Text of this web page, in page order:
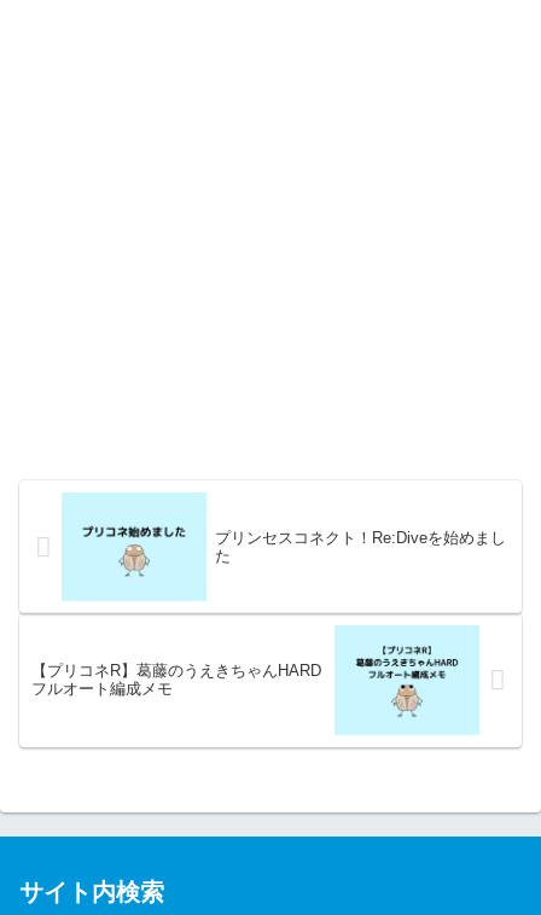
プリンセスコネクト！Re:Diveを始めまし
た
【プリコネR】葛藤のうえきちゃんHARD
フルオート編成メモ
サイト内検索